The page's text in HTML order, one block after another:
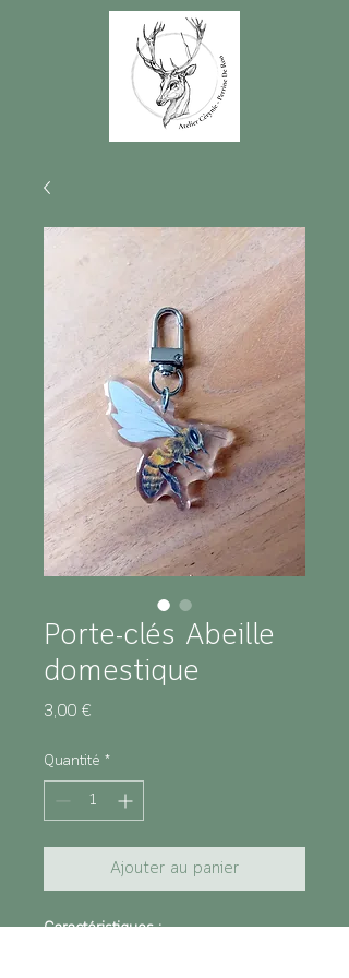
Porte-clés Abeille
domestique
3,00 €Prix
Quantité *
Ajouter au panier
Caractéristiques :